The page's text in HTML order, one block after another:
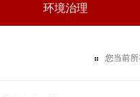
环境治理
您当前所